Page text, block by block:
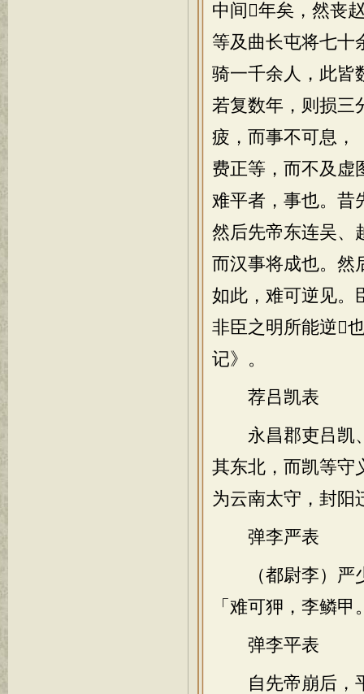
中间年矣，然丧
等及曲长屯将七十
骑一千余人，此皆
若复数年，则损三
疲，而事不可息，
费正等，而不及虚
难平者，事也。昔
然后先帝东连吴、
而汉事将成也。然
如此，难可逆见。
非臣之明所能逆
记》。
荐吕凯表
永昌郡吏吕凯、
其东北，而凯等守
为云南太守，封阳
弹李严表
（都尉李）严少
「难可狎，李鳞
弹李平表
自先帝崩后，平